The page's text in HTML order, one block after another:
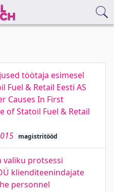
töötaja esimesel
& Retail Eesti AS
Causes In First
of Statoil Fuel & Retail
magistritööd
valiku protsessi
klienditeenindajate
personnel